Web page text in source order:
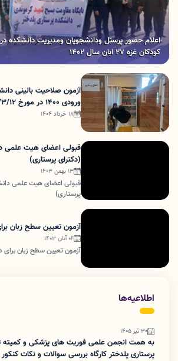
اعلام حضور پرسنل ودانشجویان ومدیریت دانشکده
کودکان غزه 27 ابان سال 1402
آزمون صلاحیت بالینی
ورودی 1400 در مورخ 1404/3/12 برگزار شد.
18 خرداد 1404
(دکترای پرستاری)
13 بهمن 1403
پرستاری)
آزمون تعیین سطح زبان
06 آبان 1403
آزمون تعیین سطح زبان برای
اطلاعیه‌ها
30 تیر 1405
به همت انجمن علمی فوریت های پزشکی و کمیته
پرستاری پلدختر کارگاه بررسی سوالات و نکات